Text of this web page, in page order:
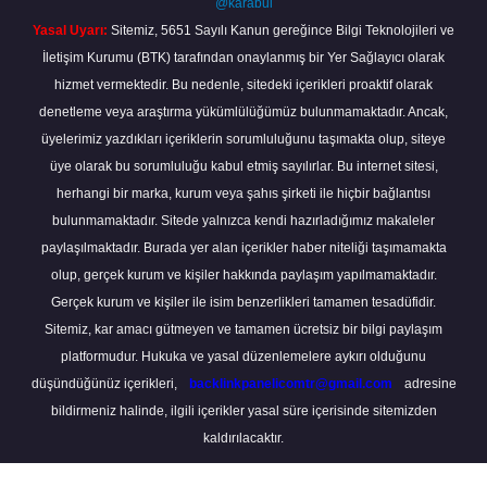
@karabul
Yasal Uyarı: Sitemiz, 5651 Sayılı Kanun gereğince Bilgi Teknolojileri ve
İletişim Kurumu (BTK) tarafından onaylanmış bir Yer Sağlayıcı olarak
hizmet vermektedir. Bu nedenle, sitedeki içerikleri proaktif olarak
denetleme veya araştırma yükümlülüğümüz bulunmamaktadır. Ancak,
üyelerimiz yazdıkları içeriklerin sorumluluğunu taşımakta olup, siteye
üye olarak bu sorumluluğu kabul etmiş sayılırlar. Bu internet sitesi,
herhangi bir marka, kurum veya şahıs şirketi ile hiçbir bağlantısı
bulunmamaktadır. Sitede yalnızca kendi hazırladığımız makaleler
paylaşılmaktadır. Burada yer alan içerikler haber niteliği taşımamakta
olup, gerçek kurum ve kişiler hakkında paylaşım yapılmamaktadır.
Gerçek kurum ve kişiler ile isim benzerlikleri tamamen tesadüfidir.
Sitemiz, kar amacı gütmeyen ve tamamen ücretsiz bir bilgi paylaşım
platformudur. Hukuka ve yasal düzenlemelere aykırı olduğunu
düşündüğünüz içerikleri,
backlinkpanelicomtr@gmail.com
adresine
bildirmeniz halinde, ilgili içerikler yasal süre içerisinde sitemizden
kaldırılacaktır.